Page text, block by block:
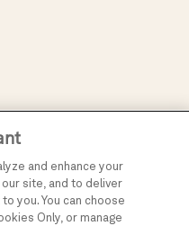
and enhance your
site, and to deliver
you. You can choose
Only, or manage